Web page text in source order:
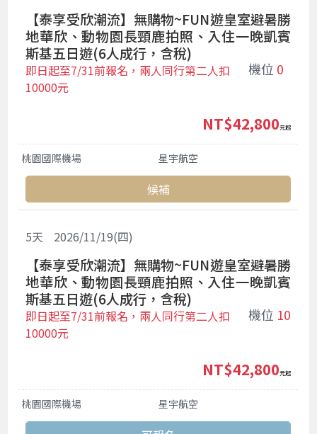
【泰享受欣潮流】無購物~FUN遊皇室避暑勝
地華欣、動物園長頸鹿拍照、入住一晚凱賓
斯基五日遊(6人成行，含稅)
機位 0
即日起至7/31前報名，兩人同行第二人扣
10000元
桃園國際機場 星宇航空
NT$42,800 起
候補
2026/11/19(四)
5天
【泰享受欣潮流】無購物~FUN遊皇室避暑勝
地華欣、動物園長頸鹿拍照、入住一晚凱賓
斯基五日遊(6人成行，含稅)
機位 10
即日起至7/31前報名，兩人同行第二人扣
10000元
桃園國際機場 星宇航空
NT$42,800 起